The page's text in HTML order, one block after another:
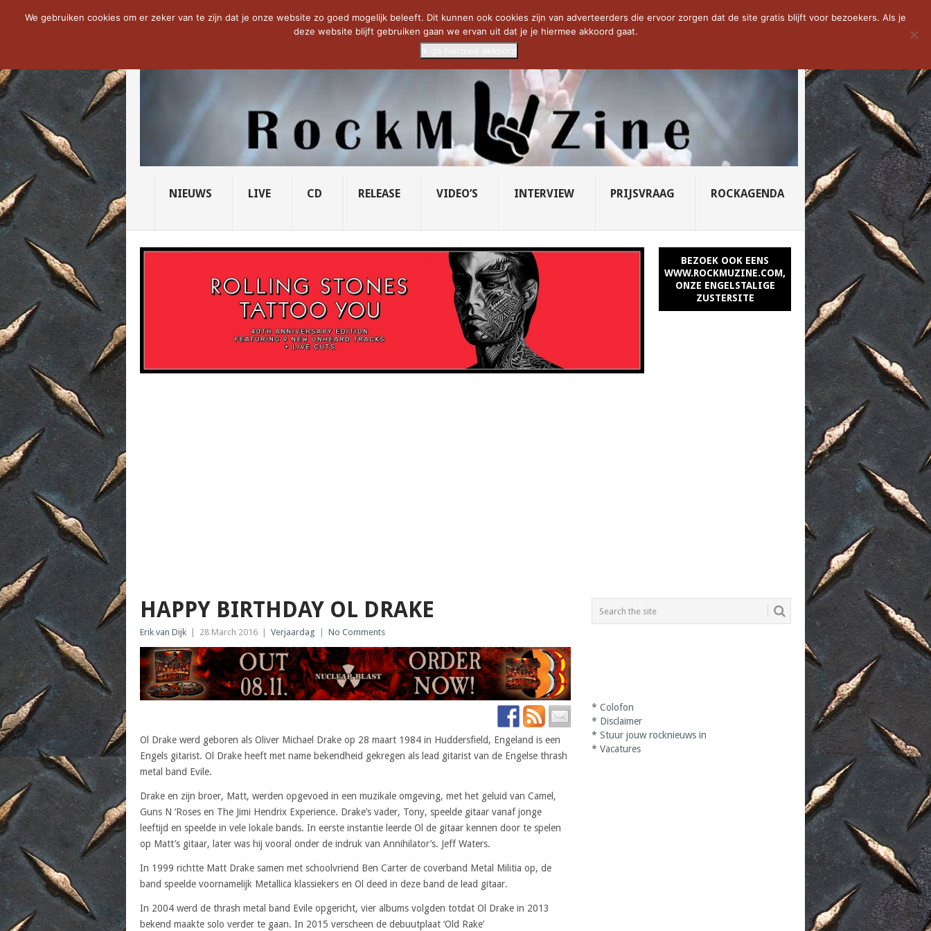
NOW TRENDING: THE VICIOUS HEAD SOCIETY... PRIDE OF LIONS – U... SAVATAGE KOMT TERUG IN 0... CD VAN DE WEEK: SLEEPING...
NIEUWS LIVE CD RELEASE VIDEO’S INTERVIEW PRIJSVRAAG ROCKAGENDA
BEZOEK OOK EENS
WWW.ROCKMUZINE.COM,
ONZE ENGELSTALIGE
ZUSTERSITE
HAPPY BIRTHDAY OL DRAKE
Erik van Dijk 28 March 2016 Verjaardag No Comments
Ol Drake werd geboren als Oliver Michael Drake op 28 maart 1984 in Huddersfield, Engeland is een
Engels gitarist. Ol Drake heeft met name bekendheid gekregen als lead gitarist van de Engelse thrash
metal band Evile.
Drake en zijn broer, Matt, werden opgevoed in een muzikale omgeving, met het geluid van Camel,
Guns N ‘Roses en The Jimi Hendrix Experience. Drake’s vader, Tony, speelde gitaar vanaf jonge
leeftijd en speelde in vele lokale bands. In eerste instantie leerde Ol de gitaar kennen door te spelen
op Matt’s gitaar, later was hij vooral onder de indruk van Annihilator’s. Jeff Waters.
In 1999 richtte Matt Drake samen met schoolvriend Ben Carter de coverband Metal Militia op, de
band speelde voornamelijk Metallica klassiekers en Ol deed in deze band de lead gitaar.
In 2004 werd de thrash metal band Evile opgericht, vier albums volgden totdat Ol Drake in 2013
bekend maakte solo verder te gaan. In 2015 verscheen de debuutplaat ‘Old Rake’
*Colofon
* Disclaimer
*Stuur jouw rocknieuws in
*Vacatures
We gebruiken cookies om er zeker van te zijn dat je onze website zo goed mogelijk beleeft. Dit kunnen ook cookies zijn van adverteerders die ervoor zorgen dat de site gratis blijft voor bezoekers. Als je
deze website blijft gebruiken gaan we ervan uit dat je je hiermee akkoord gaat.
Ik ga hiermee akkoord